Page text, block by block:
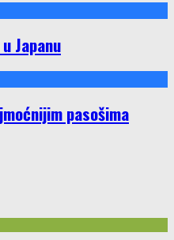
Japanu
pasošima